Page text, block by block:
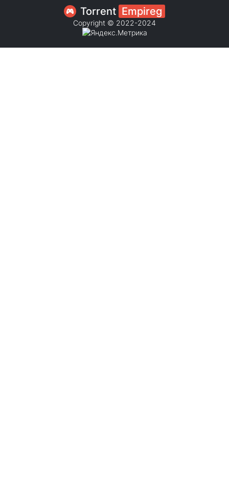
Torrent Empireg
Copyright © 2022-2024